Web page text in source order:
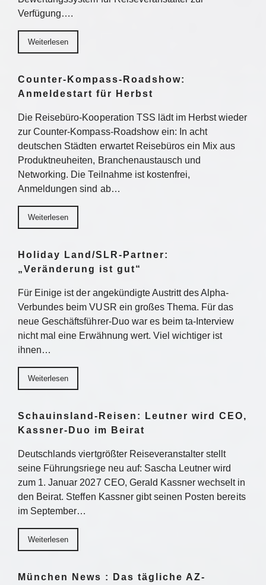
Verfügung….
Weiterlesen
Counter-Kompass-Roadshow:
Anmeldestart für Herbst
Die Reisebüro-Kooperation TSS lädt im Herbst wieder
zur Counter-Kompass-Roadshow ein: In acht
deutschen Städten erwartet Reisebüros ein Mix aus
Produktneuheiten, Branchenaustausch und
Networking. Die Teilnahme ist kostenfrei,
Anmeldungen sind ab…
Weiterlesen
Holiday Land/SLR-Partner:
„Veränderung ist gut“
Für Einige ist der angekündigte Austritt des Alpha-
Verbundes beim VUSR ein großes Thema. Für das
neue Geschäftsführer-Duo war es beim ta-Interview
nicht mal eine Erwähnung wert. Viel wichtiger ist
ihnen…
Weiterlesen
Schauinsland-Reisen: Leutner wird CEO,
Kassner-Duo im Beirat
Deutschlands viertgrößter Reiseveranstalter stellt
seine Führungsriege neu auf: Sascha Leutner wird
zum 1. Januar 2027 CEO, Gerald Kassner wechselt in
den Beirat. Steffen Kassner gibt seinen Posten bereits
im September…
Weiterlesen
München News : Das tägliche AZ-